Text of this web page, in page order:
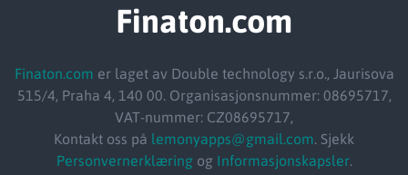
Finaton.com
Finaton.com er laget av Double technology s.r.o., Jaurisova
515/4, Praha 4, 140 00. Organisasjonsnummer: 08695717,
VAT-nummer: CZ08695717,
Kontakt oss på lemonyapps@gmail.com. Sjekk
Personvernerklæringog Informasjonskapsler.